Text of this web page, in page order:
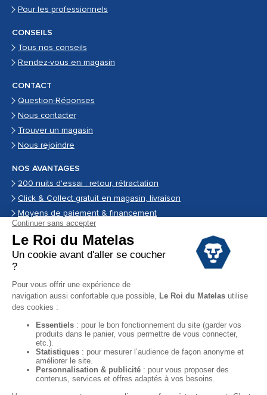
Pour les professionnels
CONSEILS
Tous nos conseils
Rendez-vous en magasin
CONTACT
Question-Réponses
Nous contacter
Trouver un magasin
Nous rejoindre
NOS AVANTAGES
200 nuits d'essai : retour, rétractation
Click & Collect gratuit en magasin, livraison
Moyens de paiement & financement
Garantie
Black Friday
Destockage
Soldes
Conditions Générales de vente magasin
Conditions Générales de vente internet
Mentions Légales
Données personnelles